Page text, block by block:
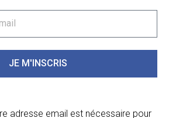
JE M'INSCRIS
adresse email est nécessaire pour